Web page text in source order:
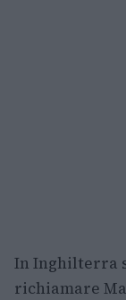
In Inghilterra
richiamare